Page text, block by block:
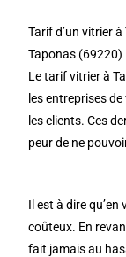
Tarif d’un vitrier
Taponas (69220)
Le tarif vitrier à
les entreprises
les clients. Ces
peur de ne
Il est à dire
coûteux. En
fait jamais au